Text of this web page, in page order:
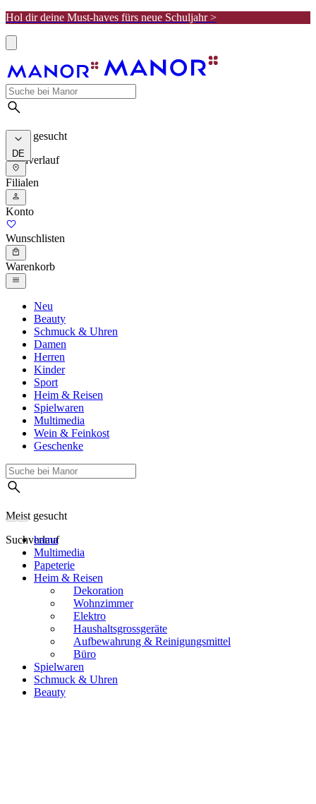
Hol dir deine Must-haves fürs neue Schuljahr >
Meist gesucht
Suchverlauf
DE
Filialen
Konto
Wunschlisten
Warenkorb
Neu
Beauty
Schmuck & Uhren
Damen
Herren
Kinder
Sport
Heim & Reisen
Spielwaren
Multimedia
Wein & Feinkost
Geschenke
Meist gesucht
Suchverlauf
hama
Multimedia
Papeterie
Heim & Reisen
Dekoration
Wohnzimmer
Elektro
Haushaltsgrossgeräte
Aufbewahrung & Reinigungsmittel
Büro
Spielwaren
Schmuck & Uhren
Beauty